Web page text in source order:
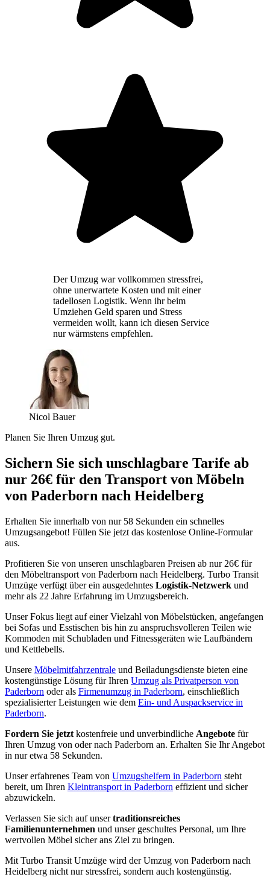
Der Umzug war vollkommen stressfrei,
ohne unerwartete Kosten und mit einer
tadellosen Logistik. Wenn ihr beim
Umziehen Geld sparen und Stress
vermeiden wollt, kann ich diesen Service
nur wärmstens empfehlen.
Nicol Bauer
Planen Sie Ihren Umzug gut.
Sichern Sie sich unschlagbare Tarife ab
nur 26€ für den Transport von Möbeln
von Paderborn nach Heidelberg
Erhalten Sie innerhalb von nur 58 Sekunden ein schnelles
Umzugsangebot! Füllen Sie jetzt das kostenlose Online-Formular
aus.
Profitieren Sie von unseren unschlagbaren Preisen ab nur 26€ für
den Möbeltransport von Paderborn nach Heidelberg. Turbo Transit
Umzüge verfügt über ein ausgedehntes Logistik-Netzwerk und
mehr als 22 Jahre Erfahrung im Umzugsbereich.
Unser Fokus liegt auf einer Vielzahl von Möbelstücken, angefangen
bei Sofas und Esstischen bis hin zu anspruchsvolleren Teilen wie
Kommoden mit Schubladen und Fitnessgeräten wie Laufbändern
und Kettlebells.
Unsere Möbelmitfahrzentrale und Beiladungsdienste bieten eine
kostengünstige Lösung für Ihren Umzug als Privatperson von
Paderborn oder als Firmenumzug in Paderborn, einschließlich
spezialisierter Leistungen wie dem Ein- und Auspackservice in
Paderborn.
Fordern Sie jetzt kostenfreie und unverbindliche Angebote für
Ihren Umzug von oder nach Paderborn an. Erhalten Sie Ihr Angebot
in nur etwa 58 Sekunden.
Unser erfahrenes Team von Umzugshelfern in Paderborn steht
bereit, um Ihren Kleintransport in Paderborn effizient und sicher
abzuwickeln.
Verlassen Sie sich auf unsertraditionsreiches
Familienunternehmen und unser geschultes Personal, um Ihre
wertvollen Möbel sicher ans Ziel zu bringen.
Mit Turbo Transit Umzüge wird der Umzug von Paderborn nach
Heidelberg nicht nur stressfrei, sondern auch kostengünstig.